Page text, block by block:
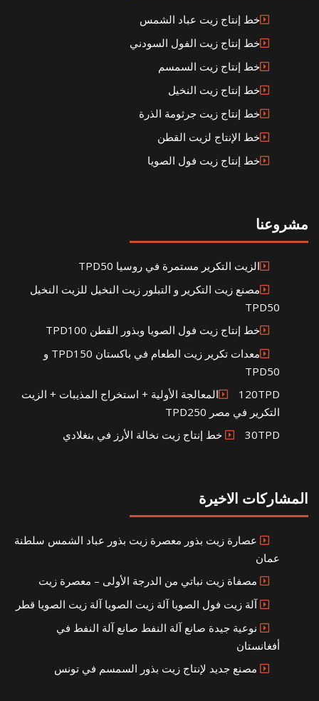
خط إنتاج زيت عباد الشمس
خط إنتاج زيت الفول السودني
خط إنتاج زيت السمسم
خط إنتاج زيت النخيل
خط إنتاج زيت جرثومة الذرة
خط الإنتاج لزيت القطن
خط إنتاج زيت فول الصويا
مشروعنا
الزيت التكرير مستمرة في روسيا TPD50
مصنع زيت التكرير و التبلور زيت النخيل للزيت النخيل
TPD50
خط إنتاج زيت فول الصويا وبذور القطن TPD100
معدات تكرير زيت الطعام في باكستان TPD150 و
TPD50
120TPDالمعالجة الأولية + استخراج المذيبات + الزيت
التكرير في مصر TPD250
30TPD خط إنتاج زيت نخالة الأرز في بنغلادي
المشاركات الاخيرة
عصارة زيت بذور معصرة زيت بذور عباد الشمس سلطنة
عمان
مصفاة زيت نباتي من الدرجة الأولى – معصرة زيت
آلة زيت فول الصويا آلة زيت الصويا آلة زيت الصويا قطر
نوعية جيدة صانع آلة النفط صانع آلة النفط في
أفغانستان
مصنع جديد لإنتاج زيت بذور السمسم في تونس